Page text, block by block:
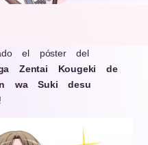
el póster del
Zentai Kougeki
de
wa Suki desu